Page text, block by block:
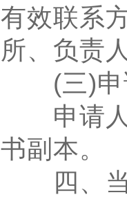
有效联系
所、负责
(三)
申请人
书副本。
四、当